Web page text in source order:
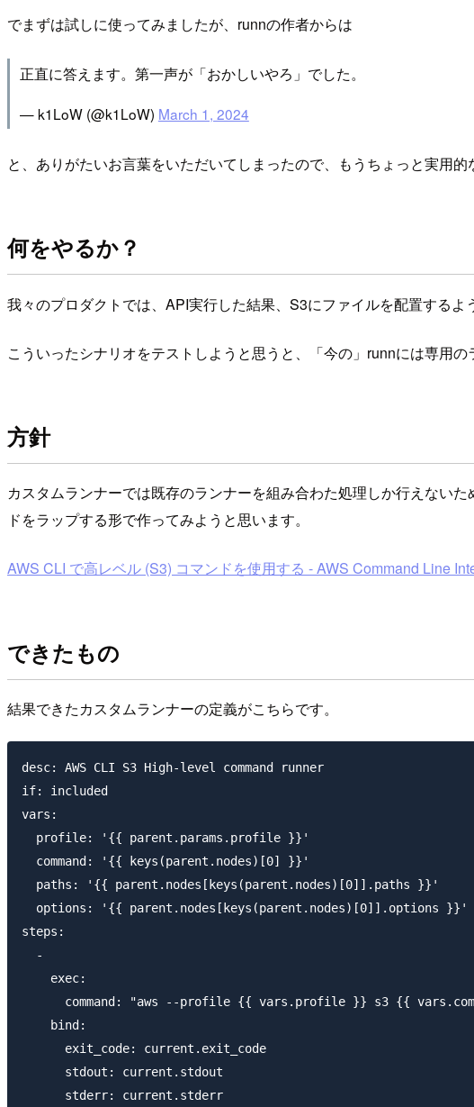
でまずは試しに使ってみましたが、runnの作者からは
正直に答えます。第一声が「おかしいやろ」でした。
— k1LoW (@k1LoW) March 1, 2024
と、ありがたいお言葉をいただいてしまったので、もうちょっと実用
何をやるか？
我々のプロダクトでは、API実行した結果、S3にファイルを配置するよ
こういったシナリオをテストしようと思うと、「今の」runnには専用
方針
カスタムランナーでは既存のランナーを組み合わた処理しか行えない
ドをラップする形で作ってみようと思います。
AWS CLI で高レベル (S3) コマンドを使用する - AWS Command Line
できたもの
結果できたカスタムランナーの定義がこちらです。
desc: AWS CLI S3 High-level command runner
if: included
vars:
  profile: '{{ parent.params.profile }}'
  command: '{{ keys(parent.nodes)[0] }}'
  paths: '{{ parent.nodes[keys(parent.nodes)[0]].paths }}'
  options: '{{ parent.nodes[keys(parent.nodes)[0]].options }}'
steps:
  -
    exec:
command: "aws --profile {{ vars.profile }} s3 {{
    bind:
      exit_code: current.exit_code
      stdout: current.stdout